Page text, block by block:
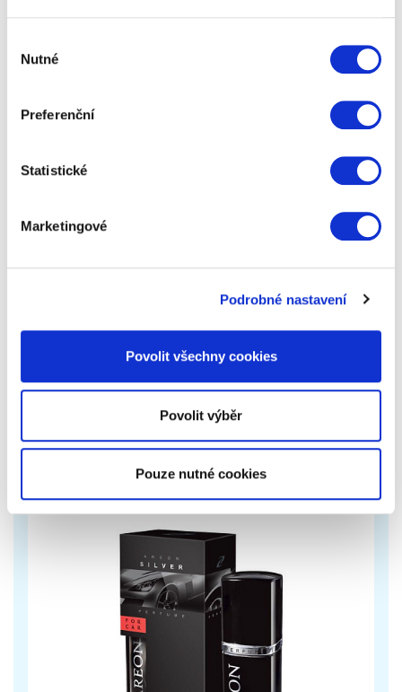
souhlasu
Nutné
Preferenční
Statistické
Marketingové
Podrobné nastavení
Povolit všechny cookies
Povolit výběr
Pouze nutné cookies
Luxusní parfém do auta Areon Gold
Jemná unisex vůně. Otevírá se svěžími tóny citrusů a
Zobrazit více